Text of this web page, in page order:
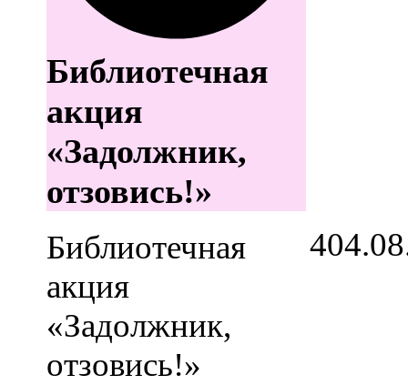
Библиотечная
акция
«Задолжник,
отзовись!»
Библиотечная
акция
«Задолжник,
отзовись!»
4